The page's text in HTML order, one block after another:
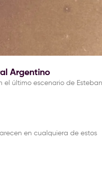
Argentino
el último escenario de Esteban
en cualquiera de estos